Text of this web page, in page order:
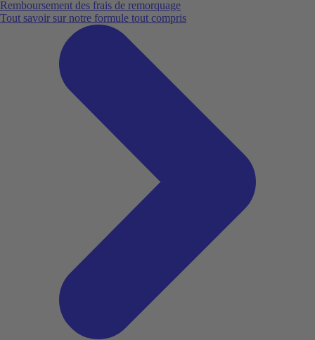
Remboursement des frais de remorquage
Tout savoir sur notre formule tout compris